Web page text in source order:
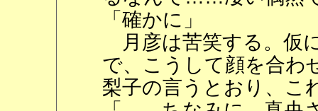
「確かに」
月彦は苦笑する。仮
で、こうして顔を合わ
梨子の言うとおり、こ